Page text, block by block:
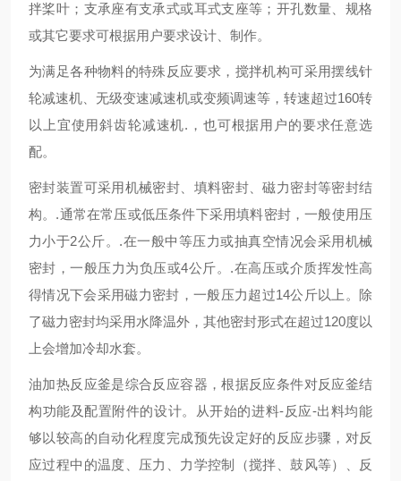
拌桨叶； 支承座有支承式或耳式支座等 ； 开孔数量、规格
或其它要求可根据用户要求设计、制作。
为满足各种物料的特殊反应要求 ，搅拌机构可采用摆线针
轮减速机、无级变速减速机或变频调速等 ， 转速超过160转
以上宜使用斜齿轮减速机.，也可根据用户的要求任意选
配。
密封装置可采用机械密封、填料密封 、磁力密封等密封结
构。.通常在常压或低压条件下采用填料密封，一般使用压
力小于2公斤。.在一般中等压力或抽真空情况会采用机械
密封，一般压力为负压或4公斤。.在高压或介质挥发性高
得情况下会采用磁力密封，一般压力超过14公斤以上。除
了磁力密封均采用水降温外，其他密封形式在超过120度以
上会增加冷却水套。
油加热反应釜是综合反应容器，根据反应条件对反应釜结
构功能及配置附件的设计。从开始的进料-反应-出料均能
够以较高的自动化程度完成预先设定好的反应步骤，对反
应过程中的温度、压力、力学控制（搅拌、鼓风等）、反